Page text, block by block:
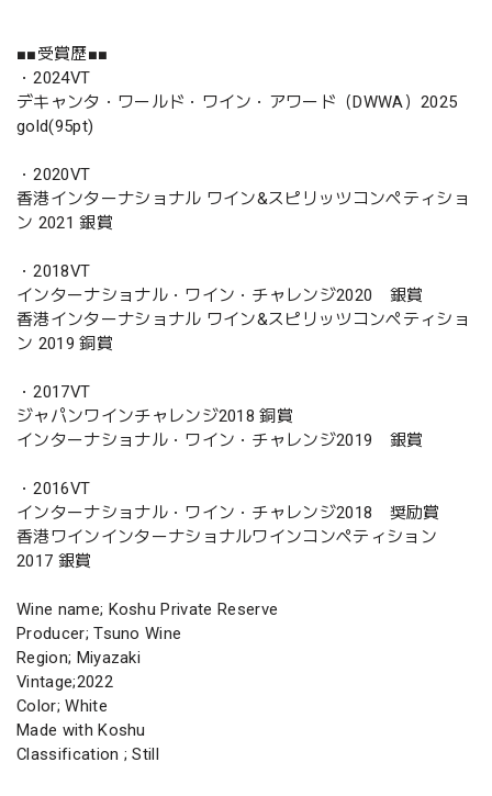
■■受賞歴■■
・2024VT
デキャンタ・ワールド・ワイン・アワード（DWWA）2025
gold(95pt)
・2020VT
香港インターナショナル ワイン&スピリッツコンペティショ
ン 2021 銀賞
・2018VT
インターナショナル・ワイン・チャレンジ2020 銀賞
香港インターナショナル ワイン&スピリッツコンペティショ
ン 2019 銅賞
・2017VT
ジャパンワインチャレンジ2018 銅賞
インターナショナル・ワイン・チャレンジ2019 銀賞
・2016VT
インターナショナル・ワイン・チャレンジ2018 奨励賞
香港ワインインターナショナルワインコンペティション
2017 銀賞
Wine name; Koshu Private Reserve
Producer; Tsuno Wine
Region; Miyazaki
Vintage;2022
Color; White
Made with Koshu
Classification ; Still